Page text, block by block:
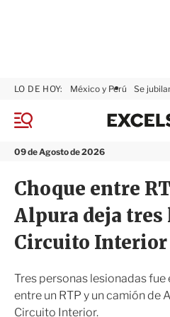
M
n
09 de Agosto de 2026
LO DE HOY: México y Perú Se
Choque entre
Alpura deja tres
Circuito Interior
Tres personas lesionadas fue
entre un RTP y un camión de
Circuito Interior.